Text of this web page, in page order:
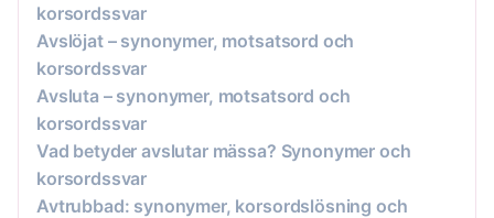
korsordssvar
Avslöjat – synonymer, motsatsord och
korsordssvar
Avsluta – synonymer, motsatsord och
korsordssvar
Vad betyder avslutar mässa? Synonymer och
korsordssvar
Avtrubbad: synonymer, korsordslösning och